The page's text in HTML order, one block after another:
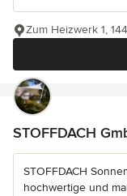
Zum Heizwerk 1,
STOFFDACH
STOFFDACH
hochwertige und